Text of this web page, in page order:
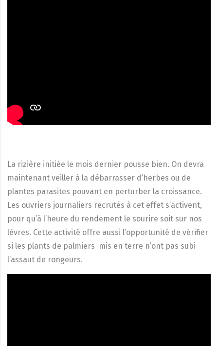
La rizière initiée le mois dernier pousse bien. On devra
maintenant veiller à la débarrasser d’herbes ou de
plantes parasites pouvant en perturber la croissance.
Les ouvriers journaliers recrutés à cet effet s’activent,
pour qu’à l’heure du rendement le sourire soit sur nos
lèvres. Cette activité offre aussi l’opportunité de vérifier
si les plants de palmiers mis en terre n’ont pas subi
l’assaut de rongeurs.